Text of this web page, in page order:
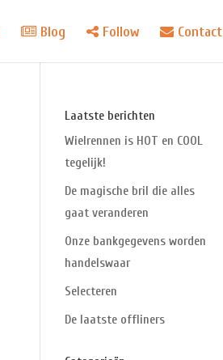
Blog Follow Contact
Laatste berichten
Wielrennen is HOT en COOL
tegelijk!
De magische bril die alles
gaat veranderen
Onze bankgegevens worden
handelswaar
Selecteren
De laatste offliners